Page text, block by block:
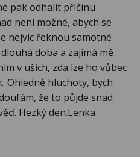
pak odhalit příčinu
není možné, abych se
nejvíc řeknou samotné
doba a zajímá mě
v uších, zda lze ho vůbec
Ohledně hluchoty, bych
že to půjde snad
Hezký den.Lenka